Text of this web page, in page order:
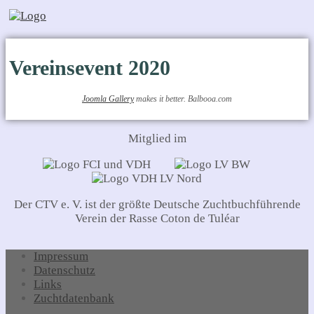
Vereinsevent 2020
Joomla Gallerymakes it better. Balbooa.com
Mitglied im
Der CTV e. V. ist der größte Deutsche Zuchtbuchführende
Verein der Rasse Coton de Tuléar
Impressum
Datenschutz
Links
Zuchtdatenbank